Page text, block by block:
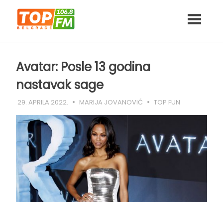
content
Avatar: Posle 13 godina
nastavak sage
29. APRILA 2022. MARIJA JOVANOVIĆ TOP FUN